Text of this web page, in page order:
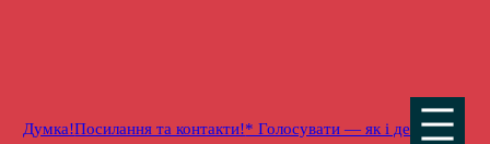
Думка!Посилання та контакти!* Голосувати — як і де